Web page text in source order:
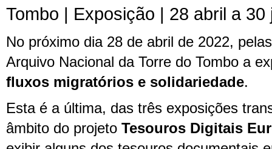
Tombo | Exposição | 28 abril a 30
No próximo dia 28 de abril de 2022,
Arquivo Nacional da Torre do Tombo a
fluxos migratórios e solidariedade.
Esta é a última, das três exposições
âmbito do projeto Tesouros Digitais